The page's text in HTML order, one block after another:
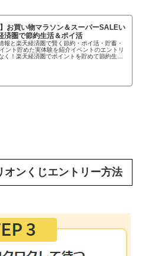
】お買い物マラソン＆スーパーSALEい
済圏で節約生活＆ポイ活
報と楽天経済圏で賢く節約・ポイ活・貯蓄・
ント貯めた実体験を紹介イベントのエントリ
く！楽天経済圏でポイントを貯めて節約生活
ンくじエントリー方法